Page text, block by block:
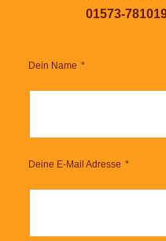
01573-
Dein Name
Deine E-Mail Adresse